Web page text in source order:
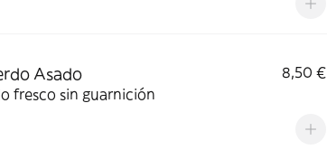
Asado
8,50 €
fresco sin guarnición